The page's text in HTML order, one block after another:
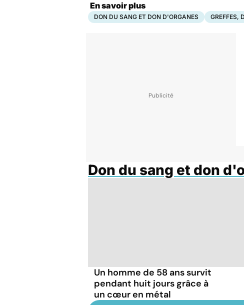
En savoir plus
DON DU SANG ET DON D'ORGANES GREFFES,
Don du sang et don
Un homme de 58 ans survit
pendant huit jours grâce à
un cœur en métal